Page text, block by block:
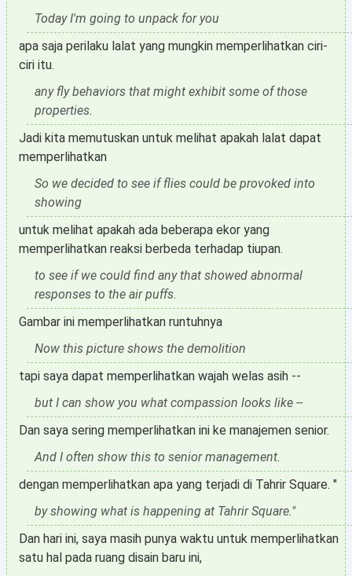
Today I'm going to unpack for you
apa saja perilaku lalat yang mungkin memperlihatkan ciri-
ciri itu.
any fly behaviors that might exhibit some of those
properties.
Jadi kita memutuskan untuk melihat apakah lalat dapat
memperlihatkan
So we decided to see if flies could be provoked into
showing
untuk melihat apakah ada beberapa ekor yang
memperlihatkan reaksi berbeda terhadap tiupan.
to see if we could find any that showed abnormal
responses to the air puffs.
Gambar ini memperlihatkan runtuhnya
Now this picture shows the demolition
tapi saya dapat memperlihatkan wajah welas asih --
but I can show you what compassion looks like --
Dan saya sering memperlihatkan ini ke manajemen senior.
And I often show this to senior management.
dengan memperlihatkan apa yang terjadi di Tahrir Square. "
by showing what is happening at Tahrir Square."
Dan hari ini, saya masih punya waktu untuk memperlihatkan
satu hal pada ruang disain baru ini,